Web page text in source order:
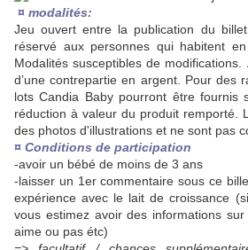
¤ modalités:
Jeu ouvert entre la publication du
réservé aux personnes qui habitent en
Modalités susceptibles de modifications.
d’une contrepartie en argent. Pour des
lots Candia Baby pourront être fournis
réduction à valeur du produit remporté.
des photos d'illustrations et ne sont pas
¤ Conditions de participation
-avoir un bébé de moins de 3 ans
-laisser un 1er commentaire sous ce
expérience avec le lait de croissance
vous estimez avoir des informations
aime ou pas étc)